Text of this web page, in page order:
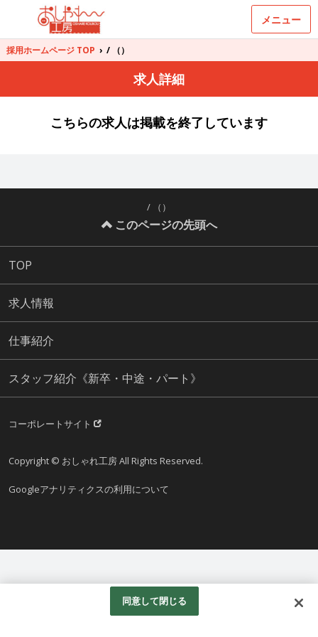
メニュー
採用ホームページ TOP › / （）
求人詳細
こちらの求人は掲載を終了しています
/ （）
このページの先頭へ
TOP
求人情報
仕事紹介
スタッフ紹介《新卒・中途・パート》
コーポレートサイト
Copyright © おしゃれ工房 All Rights Reserved.
Googleアナリティクスの利用について
同意して閉じる